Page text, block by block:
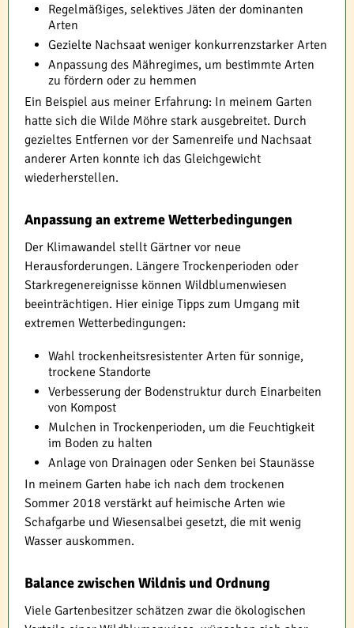
Regelmäßiges, selektives Jäten der dominanten
Arten
Gezielte Nachsaat weniger konkurrenzstarker Arten
Anpassung des Mähregimes, um bestimmte Arten
zu fördern oder zu hemmen
Ein Beispiel aus meiner Erfahrung: In meinem Garten
hatte sich die Wilde Möhre stark ausgebreitet. Durch
gezieltes Entfernen vor der Samenreife und Nachsaat
anderer Arten konnte ich das Gleichgewicht
wiederherstellen.
Anpassung an extreme Wetterbedingungen
Der Klimawandel stellt Gärtner vor neue
Herausforderungen. Längere Trockenperioden oder
Starkregenereignisse können Wildblumenwiesen
beeinträchtigen. Hier einige Tipps zum Umgang mit
extremen Wetterbedingungen:
Wahl trockenheitsresistenter Arten für sonnige,
trockene Standorte
Verbesserung der Bodenstruktur durch Einarbeiten
von Kompost
Mulchen in Trockenperioden, um die Feuchtigkeit
im Boden zu halten
Anlage von Drainagen oder Senken bei Staunässe
In meinem Garten habe ich nach dem trockenen
Sommer 2018 verstärkt auf heimische Arten wie
Schafgarbe und Wiesensalbei gesetzt, die mit wenig
Wasser auskommen.
Balance zwischen Wildnis und Ordnung
Viele Gartenbesitzer schätzen zwar die ökologischen